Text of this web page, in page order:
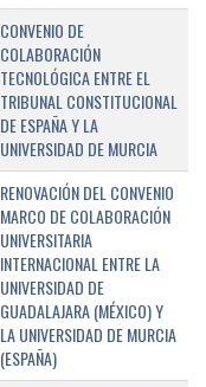
CONVENIO DE
COLABORACIÓN
TECNOLÓGICA ENTRE EL
TRIBUNAL CONSTITUCIONAL
DE ESPAÑA Y LA
UNIVERSIDAD DE MURCIA
RENOVACIÓN DEL CONVENIO
MARCO DE COLABORACIÓN
UNIVERSITARIA
INTERNACIONAL ENTRE LA
UNIVERSIDAD DE
GUADALAJARA (MÉXICO) Y
LA UNIVERSIDAD DE MURCIA
(ESPAÑA)